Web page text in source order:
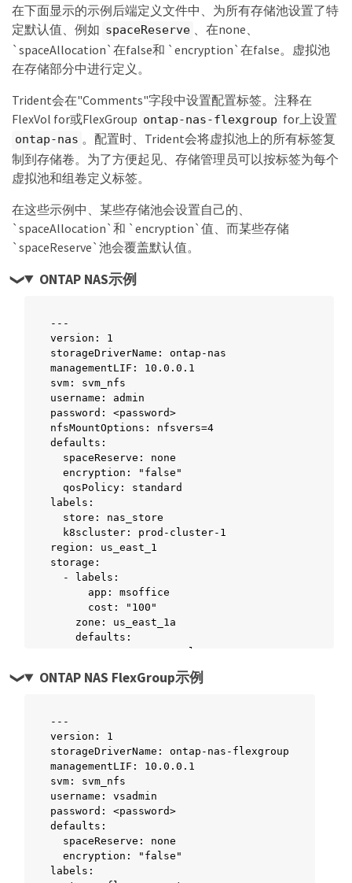
在下面显示的示例后端定义文件中、为所有存储池设置了特
定默认值、例如 spaceReserve 、在none、
`spaceAllocation`在false和 `encryption`在false。虚拟池
在存储部分中进行定义。
Trident会在"Comments"字段中设置配置标签。注释在
FlexVol for或FlexGroup ontap-nas-flexgroup for上设置
ontap-nas 。配置时、Trident会将虚拟池上的所有标签复
制到存储卷。为了方便起见、存储管理员可以按标签为每个
虚拟池和组卷定义标签。
在这些示例中、某些存储池会设置自己的、
`spaceAllocation`和 `encryption`值、而某些存储
`spaceReserve`池会覆盖默认值。
ONTAP NAS示例
---
version: 1
storageDriverName: ontap-nas
managementLIF: 10.0.0.1
svm: svm_nfs
username: admin
password: <password>
nfsMountOptions: nfsvers=4
defaults:
  spaceReserve: none
  encryption: "false"
  qosPolicy: standard
labels:
  store: nas_store
  k8scluster: prod-cluster-1
region: us_east_1
storage:
  - labels:
      app: msoffice
      cost: "100"
    zone: us_east_1a
    defaults:
      spaceReserve: volume
      unixPermissions: "0755"
      app: slack
      cost: "75"
    zone: us_east_1b
    defaults:
      spaceReserve: none
      encryption: "true"
      unixPermissions: "0755"
  - labels:
      department: legal
      creditpoints: "5000"
    zone: us_east_1b
ONTAP NAS FlexGroup示例
---
version: 1
storageDriverName: ontap-nas-flexgroup
managementLIF: 10.0.0.1
svm: svm_nfs
username: vsadmin
password: <password>
defaults:
  spaceReserve: none
  encryption: "false"
labels: